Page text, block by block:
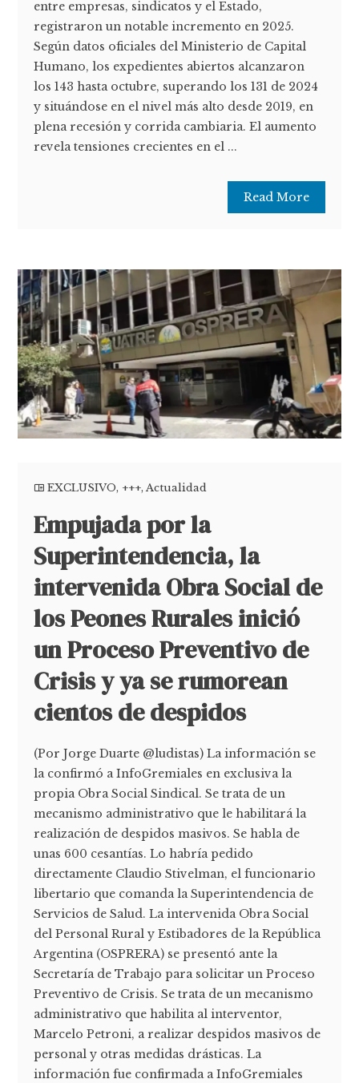
entre empresas, sindicatos y el Estado,
registraron un notable incremento en 2025.
Según datos oficiales del Ministerio de Capital
Humano, los expedientes abiertos alcanzaron
los 143 hasta octubre, superando los 131 de 2024
y situándose en el nivel más alto desde 2019, en
plena recesión y corrida cambiaria. El aumento
revela tensiones crecientes en el ...
Read More
EXCLUSIVO, +++,Actualidad
Empujada por la
Superintendencia, la
intervenida Obra Social de
los Peones Rurales inició
un Proceso Preventivo de
Crisis y ya se rumorean
cientos de despidos
(Por Jorge Duarte @ludistas) La información se
la confirmó a InfoGremiales en exclusiva la
propia Obra Social Sindical. Se trata de un
mecanismo administrativo que le habilitará la
realización de despidos masivos. Se habla de
unas 600 cesantías. Lo habría pedido
directamente Claudio Stivelman, el funcionario
libertario que comanda la Superintendencia de
Servicios de Salud. La intervenida Obra Social
del Personal Rural y Estibadores de la República
Argentina (OSPRERA) se presentó ante la
Secretaría de Trabajo para solicitar un Proceso
Preventivo de Crisis. Se trata de un mecanismo
administrativo que habilita al interventor,
Marcelo Petroni, a realizar despidos masivos de
personal y otras medidas drásticas. La
información fue confirmada a InfoGremiales